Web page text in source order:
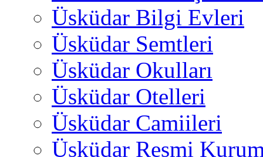
Üsküdar Bilgi Evleri
Üsküdar Semtleri
Üsküdar Okulları
Üsküdar Otelleri
Üsküdar Camiileri
Üsküdar Resmi